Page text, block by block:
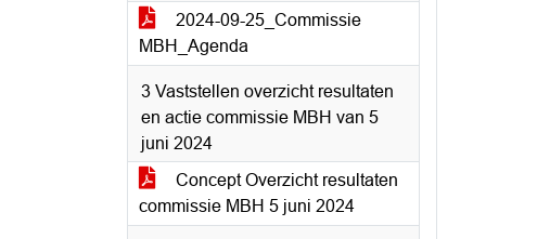
2024-09-25_Commissie
MBH_Agenda
3 Vaststellen overzicht resultaten
en actie commissie MBH van 5
juni 2024
Concept Overzicht resultaten
commissie MBH 5 juni 2024